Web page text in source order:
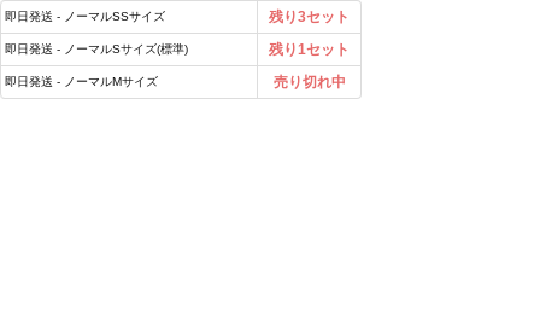
即日発送 - ノーマルSSサイズ 残り3セット
即日発送 - ノーマルSサイズ(標準) 残り1セット
即日発送 - ノーマルMサイズ 売り切れ中